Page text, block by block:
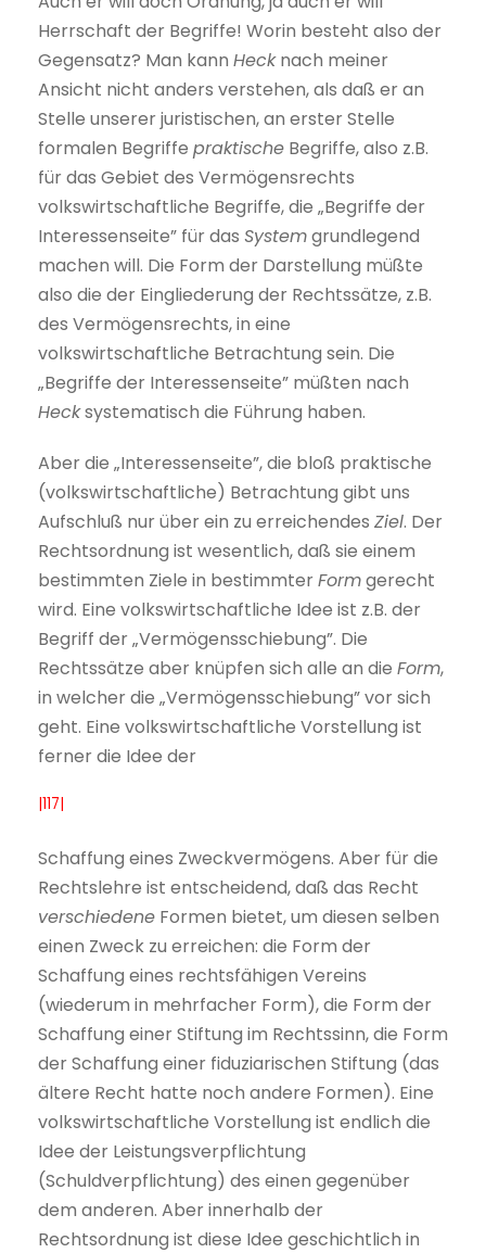
Herrschaft der Begriffe! Worin besteht also der
Gegensatz? Man kann Hecknach meiner
Ansicht nicht anders verstehen, als daß er an
Stelle unserer juristischen, an erster Stelle
formalen Begriffe praktische Begriffe, also z.B.
für das Gebiet des Vermögensrechts
volkswirtschaftliche Begriffe, die „Begriffe der
Interessenseite” für das Systemgrundlegend
machen will. Die Form der Darstellung müßte
also die der Eingliederung der Rechtssätze, z.B.
des Vermögensrechts, in eine
volkswirtschaftliche Betrachtung sein. Die
„Begriffe der Interessenseite” müßten nach
Hecksystematisch die Führung haben.
Aber die „Interessenseite”, die bloß praktische
(volkswirtschaftliche) Betrachtung gibt uns
Aufschluß nur über ein zu erreichendes Ziel. Der
Rechtsordnung ist wesentlich, daß sie einem
bestimmten Ziele in bestimmterFormgerecht
wird. Eine volkswirtschaftliche Idee ist z.B. der
Begriff der „Vermögensschiebung”. Die
Rechtssätze aber knüpfen sich alle an die Form,
in welcher die „Vermögensschiebung” vor sich
geht. Eine volkswirtschaftliche Vorstellung ist
ferner die Idee der
|117|
Schaffung eines Zweckvermögens. Aber für die
Rechtslehre ist entscheidend, daß das Recht
verschiedene Formen bietet, um diesen selben
einen Zweck zu erreichen: die Form der
Schaffung eines rechtsfähigen Vereins
(wiederum in mehrfacher Form), die Form der
Schaffung einer Stiftung im Rechtssinn, die Form
der Schaffung einer fiduziarischen Stiftung (das
ältere Recht hatte noch andere Formen). Eine
volkswirtschaftliche Vorstellung ist endlich die
Idee der Leistungsverpflichtung
(Schuldverpflichtung) des einen gegenüber
dem anderen. Aber innerhalb der
Rechtsordnung ist diese Idee geschichtlich in